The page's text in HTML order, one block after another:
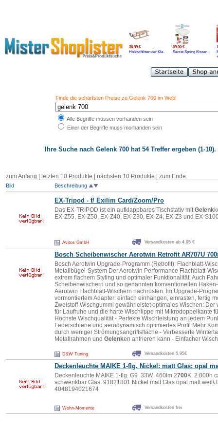
36.99 €
Holzschlitten der Kla..
39.00 €
Secret Spring Kissen ..
Finde die schärfsten Preise zu Gelenk 700 im Web!
Alle Begriffe müssen vorhanden sein
Einer der Begriffe muss morhanden sein
Ihre Suche nach Gelenk 700 hat 54 Treffer ergeben (1-10).
zum Anfang | letzten 10 Produkte | nächsten 10 Produkte zum Ende
Bild Beschreibung
EX-Tripod - f/ Exilim Card/Zoom/Pro
Das EX-TRIPOD ist ein aufklappbares Tischstativ mitGelenk
EX-Z55, EX-Z50, EX-Z40, EX-Z30, EX-Z4, EX-Z3 und EX-
Avitos GmbH Versandkosten ab 4,95 €
Bosch Scheibenwischer Aerotwin Retrofit AR707U 700
Bosch Aerotwin Upgrade-Programm (Retrofit): Flachblatt-
Metallbügel-System Der Aerotwin Performance Flachblatt-
extrem flachem Styling und optimaler Funktionalität. Auch
Scheibenwischern und so genannten konventionellen
Aerotwin Flachblatt-Wischern nachrüsten. Im Upgrade-
vormontiertem Adapter: einfach einhängen, einrasten, fertig
Zweistoff-Wischgummi gewährleistet optimales Wischen:
für Laufruhe und die harte Wischlippe mit Mikrodoppelkante
Höchste Wischqualität - Perfekte Wischleistung an jedem
Federschiene und aerodynamisch optimiertes Profil Mehr
durch weniger Strömungsangriffsfläche - Verbesserte
Metallrahmen und Gelenken anfrieren kann - Einfacher
D&W Tuning Versandkosten 5,95€
Deckenleuchte MAIKE 1-flg. Nickel: matt Glas: opal
Deckenleuchte MAIKE 1-flg. G9 33W 460lm 2700K 2.000h
schwenkbar Glas: 91821801 Nickel matt Glas opal matt weiß
4048194021674
Wohn-Momente Versandkosten frei